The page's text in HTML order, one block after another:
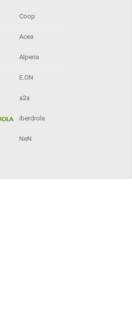
Coop
Acea
Alperia
E.ON
a2a
iberdrola
NeN